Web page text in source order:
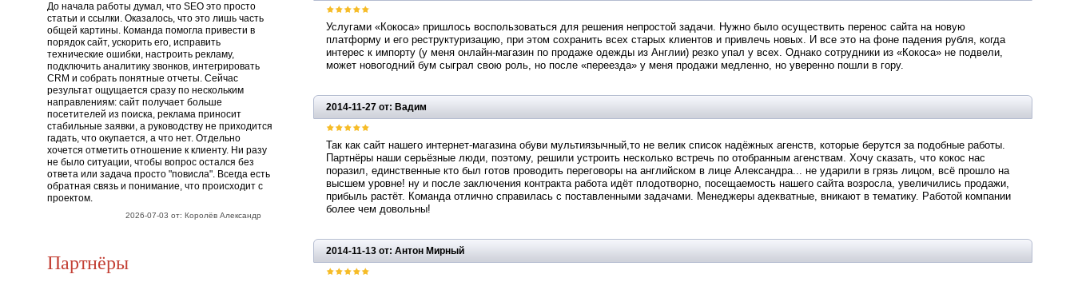
До начала работы думал, что SEO это просто
статьи и ссылки. Оказалось, что это лишь часть
общей картины. Команда помогла привести в
порядок сайт, ускорить его, исправить
технические ошибки, настроить рекламу,
подключить аналитику звонков, интегрировать
CRM и собрать понятные отчеты. Сейчас
результат ощущается сразу по нескольким
направлениям: сайт получает больше
посетителей из поиска, реклама приносит
стабильные заявки, а руководству не приходится
гадать, что окупается, а что нет. Отдельно
хочется отметить отношение к клиенту. Ни разу
не было ситуации, чтобы вопрос остался без
ответа или задача просто "повисла". Всегда есть
обратная связь и понимание, что происходит с
проектом.
2026-07-03 от: Королёв Александр
Партнёры
Услугами «Кокоса» пришлось воспользоваться для решения непростой задачи. Нужно было осуществить перенос сайта на новую
платформу и его реструктуризацию, при этом сохранить всех старых клиентов и привлечь новых. И все это на фоне падения рубля, когда
интерес к импорту (у меня онлайн-магазин по продаже одежды из Англии) резко упал у всех. Однако сотрудники из «Кокоса» не подвели,
может новогодний бум сыграл свою роль, но после «переезда» у меня продажи медленно, но уверенно пошли в гору.
2014-11-27 от: Вадим
Так как сайт нашего интернет-магазина обуви мультиязычный,то не велик список надёжных агенств, которые берутся за подобные работы.
Партнёры наши серьёзные люди, поэтому, решили устроить несколько встречь по отобранным агенствам. Хочу сказать, что кокос нас
поразил, единственные кто был готов проводить переговоры на английском в лице Александра... не ударили в грязь лицом, всё прошло на
высшем уровне! ну и после заключения контракта работа идёт плодотворно, посещаемость нашего сайта возросла, увеличились продажи,
прибыль растёт. Команда отлично справилась с поставленными задачами. Менеджеры адекватные, вникают в тематику. Работой компании
более чем довольны!
2014-11-13 от: Антон Мирный